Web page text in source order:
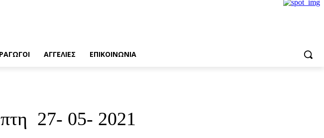
ΑΓΓΕΛΙΕΣ ΕΠΙΚΟΙΝΩΝΙΑ
27- 05- 2021